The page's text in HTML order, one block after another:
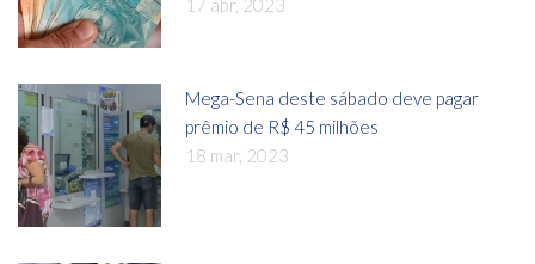
17 abr, 2023
Mega-Sena deste sábado deve pagar
prêmio de R$ 45 milhões
18 mar, 2023